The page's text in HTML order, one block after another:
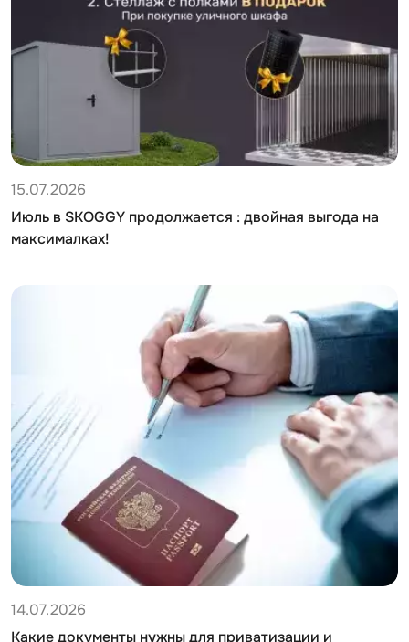
15.07.2026
Июль в SKOGGY продолжается : двойная выгода на
максималках!
14.07.2026
Какие документы нужны для приватизации и